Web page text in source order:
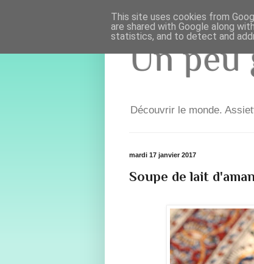
Un peu
Découvrir le monde.
mardi 17 janvier 2017
Soupe de lait
This site uses cookies from
are shared with Google along
statistics, and to detect and